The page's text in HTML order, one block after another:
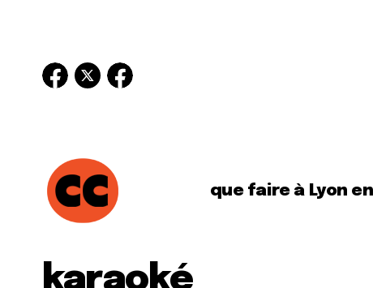
que faire à Lyon
karaoké